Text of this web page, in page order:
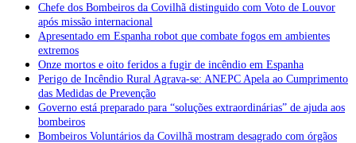
Chefe dos Bombeiros da Covilhã distinguido com Voto de Louvor
após missão internacional
Apresentado em Espanha robot que combate fogos em ambientes
extremos
Onze mortos e oito feridos a fugir de incêndio em Espanha
Perigo de Incêndio Rural Agrava-se: ANEPC Apela ao Cumprimento
das Medidas de Prevenção
Governo está preparado para “soluções extraordinárias” de ajuda aos
bombeiros
Bombeiros Voluntários da Covilhã mostram desagrado com órgãos